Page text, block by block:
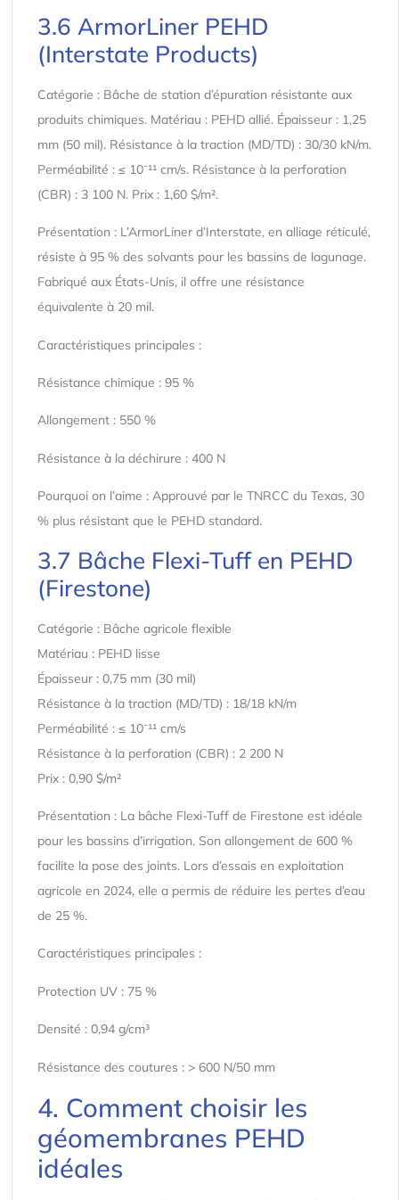
3.6 ArmorLiner PEHD
(Interstate Products)
Catégorie : Bâche de station d’épuration résistante aux
produits chimiques. Matériau : PEHD allié. Épaisseur : 1,25
mm (50 mil). Résistance à la traction (MD/TD) : 30/30 kN/m.
Perméabilité : ≤ 10⁻¹¹ cm/s. Résistance à la perforation
(CBR) : 3 100 N. Prix : 1,60 $/m².
Présentation : L’ArmorLiner d’Interstate, en alliage réticulé,
résiste à 95 % des solvants pour les bassins de lagunage.
Fabriqué aux États-Unis, il offre une résistance
équivalente à 20 mil.
Caractéristiques principales :
Résistance chimique : 95 %
Allongement : 550 %
Résistance à la déchirure : 400 N
Pourquoi on l’aime : Approuvé par le TNRCC du Texas, 30
% plus résistant que le PEHD standard.
3.7 Bâche Flexi-Tuff en PEHD
(Firestone)
Catégorie : Bâche agricole flexible
Matériau : PEHD lisse
Épaisseur : 0,75 mm (30 mil)
Résistance à la traction (MD/TD) : 18/18 kN/m
Perméabilité : ≤ 10⁻¹¹ cm/s
Résistance à la perforation (CBR) : 2 200 N
Prix : 0,90 $/m²
Présentation : La bâche Flexi-Tuff de Firestone est idéale
pour les bassins d’irrigation. Son allongement de 600 %
facilite la pose des joints. Lors d’essais en exploitation
agricole en 2024, elle a permis de réduire les pertes d’eau
de 25 %.
Caractéristiques principales :
Protection UV : 75 %
Densité : 0,94 g/cm³
Résistance des coutures : > 600 N/50 mm
4. Comment choisir les
géomembranes PEHD
idéales